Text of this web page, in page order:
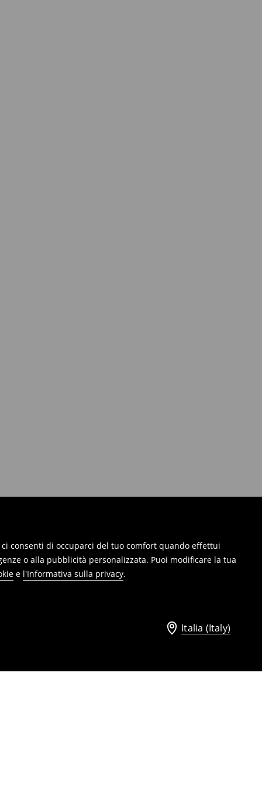
consenti di occuparci del tuo comfort quando effettui
o alla pubblicità personalizzata. Puoi modificare la tua
e l'Informativa sulla privacy.
Italia (Italy)